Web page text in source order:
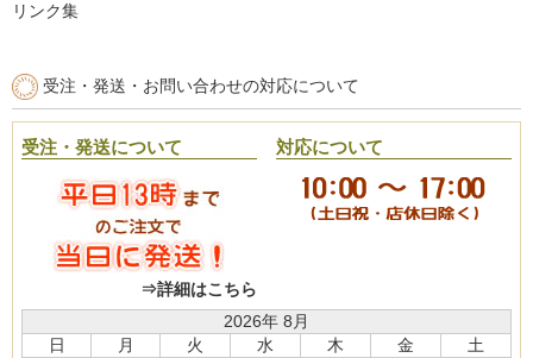
リンク集
受注・発送・お問い合わせの対応について
受注・発送について
⇒詳細はこちら
対応について
2026年 8月
日
月 火 水 木 金
土